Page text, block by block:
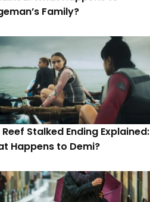
Family?
Reef Stalked Ending Explained:
Happens to Demi?